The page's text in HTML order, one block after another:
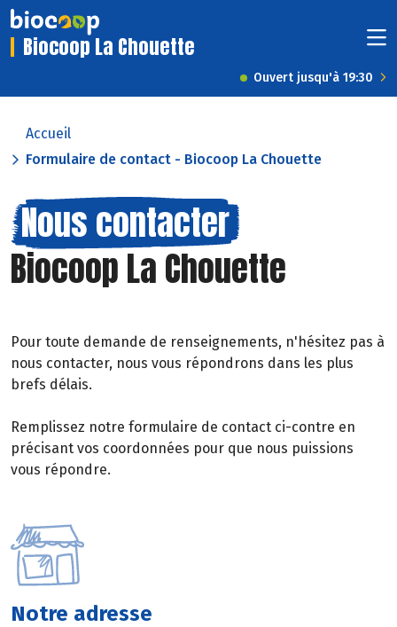
Biocoop La Chouette
Ouvert jusqu'à 19:30
Accueil
Formulaire de contact - Biocoop La Chouette
Nous contacter
Biocoop La Chouette
Pour toute demande de renseignements, n'hésitez pas à
nous contacter, nous vous répondrons dans les plus
brefs délais.
Remplissez notre formulaire de contact ci-contre en
précisant vos coordonnées pour que nous puissions
vous répondre.
Notre adresse